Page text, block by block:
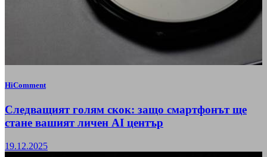
HiComment
Следващият голям скок: защо смартфонът ще
стане вашият личен AI център
19.12.2025